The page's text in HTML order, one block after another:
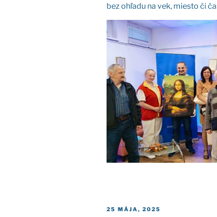
bez ohľa­du na vek, mies­to či
PUBLIKOVANÉ
25 MÁJA, 2025